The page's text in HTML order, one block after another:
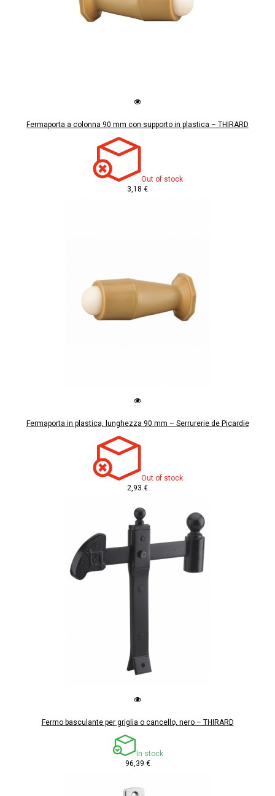
Fermaporta a colonna 90 mm con supporto in plastica – THIRARD
Out of stock
3,18 €
Fermaporta in plastica, lunghezza 90 mm – Serrurerie de Picardie
Out of stock
2,93 €
Fermo basculante per griglia o cancello, nero – THIRARD
In stock
96,39 €